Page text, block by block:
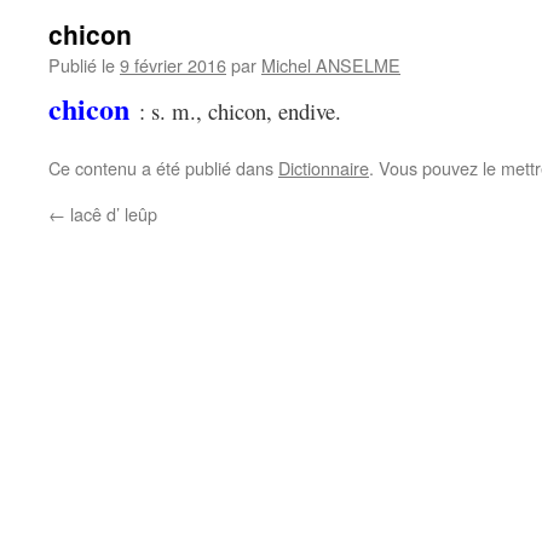
chicon
Publié le9 février 2016par Michel ANSELME
chicon : s. m., chicon, endive.
Ce contenu a été publié dans Dictionnaire. Vous pouvez le
← lacê d’ leûp